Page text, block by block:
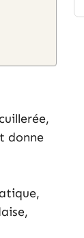
donne